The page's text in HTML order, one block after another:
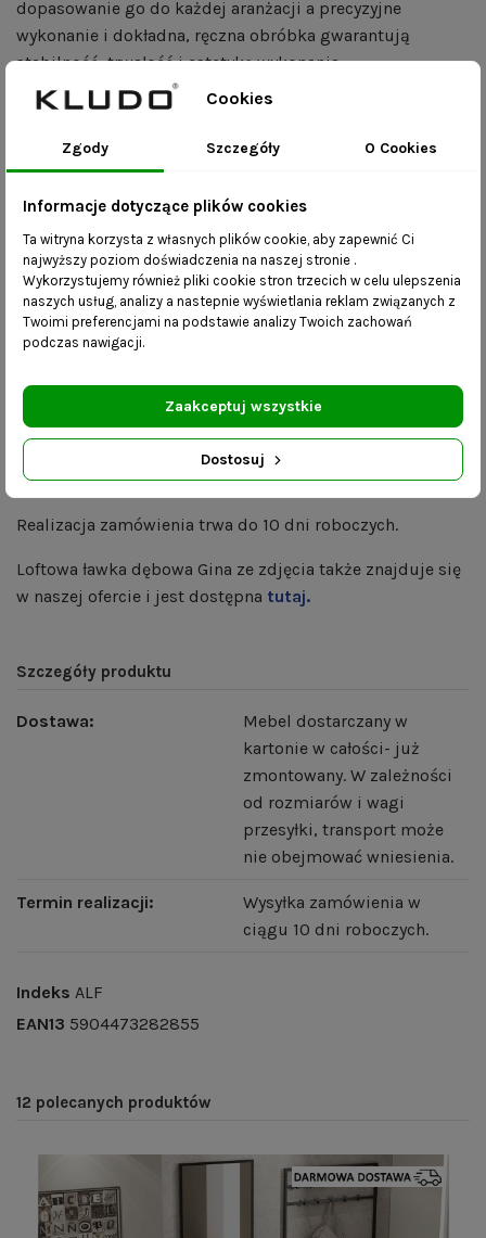
dopasowanie go do każdej aranżacji a precyzyjne
wykonanie i dokładna, ręczna obróbka gwarantują
stabilność, trwałość i estetykę wykonania.
Korzyści:
produkt wykonany ręcznie- ze szczególną
indywidualnych parametrów;
łączenia i spawy są skrupulatnie szlifowane przed
malowaniem proszkowym tak, aby żadne
niedoskonałości nie wpłynęły na estetykę produktu;
pięć kolorów ramy dostępnych do wyboru;
stabilność będąca efektem dokładności i precyzji
dostępność różnych rozmiarów;
mebel jest produktem kompletnym, który jest
dostarczany do Państwa w całości i nie wymaga
skręcania;
Realizacja zamówienia trwa do 10 dni roboczych.
Loftowa ławka dębowa Gina ze zdjęcia także znajduje się
w naszej ofercie i jest dostępna tutaj.
Szczegóły produktu
Dostawa:
Mebel dostarczany w
kartonie w całości- już
zmontowany. W zależności
od rozmiarów i wagi
przesyłki, transport może
nie obejmować wniesienia.
Termin realizacji:
Wysyłka zamówienia w
ciągu 10 dni roboczych.
Indeks ALF
EAN13 5904473282855
12 polecanych produktów
Cookies
Zgody Szczegóły O Cookies
Informacje dotyczące plików cookies
Ta witryna korzysta z własnych plików cookie, aby zapewnić Ci
najwyższy poziom doświadczenia na naszej stronie .
Wykorzystujemy również pliki cookie stron trzecich w celu ulepszenia
naszych usług, analizy a nastepnie wyświetlania reklam związanych z
Twoimi preferencjami na podstawie analizy Twoich zachowań
podczas nawigacji.
Dostosuj
Zaakceptuj wszystkie